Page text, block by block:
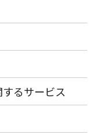
るサービス